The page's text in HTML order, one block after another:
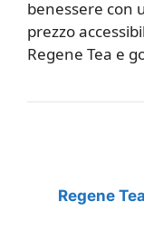
benessere con
prezzo
Regene Tea e
Regene